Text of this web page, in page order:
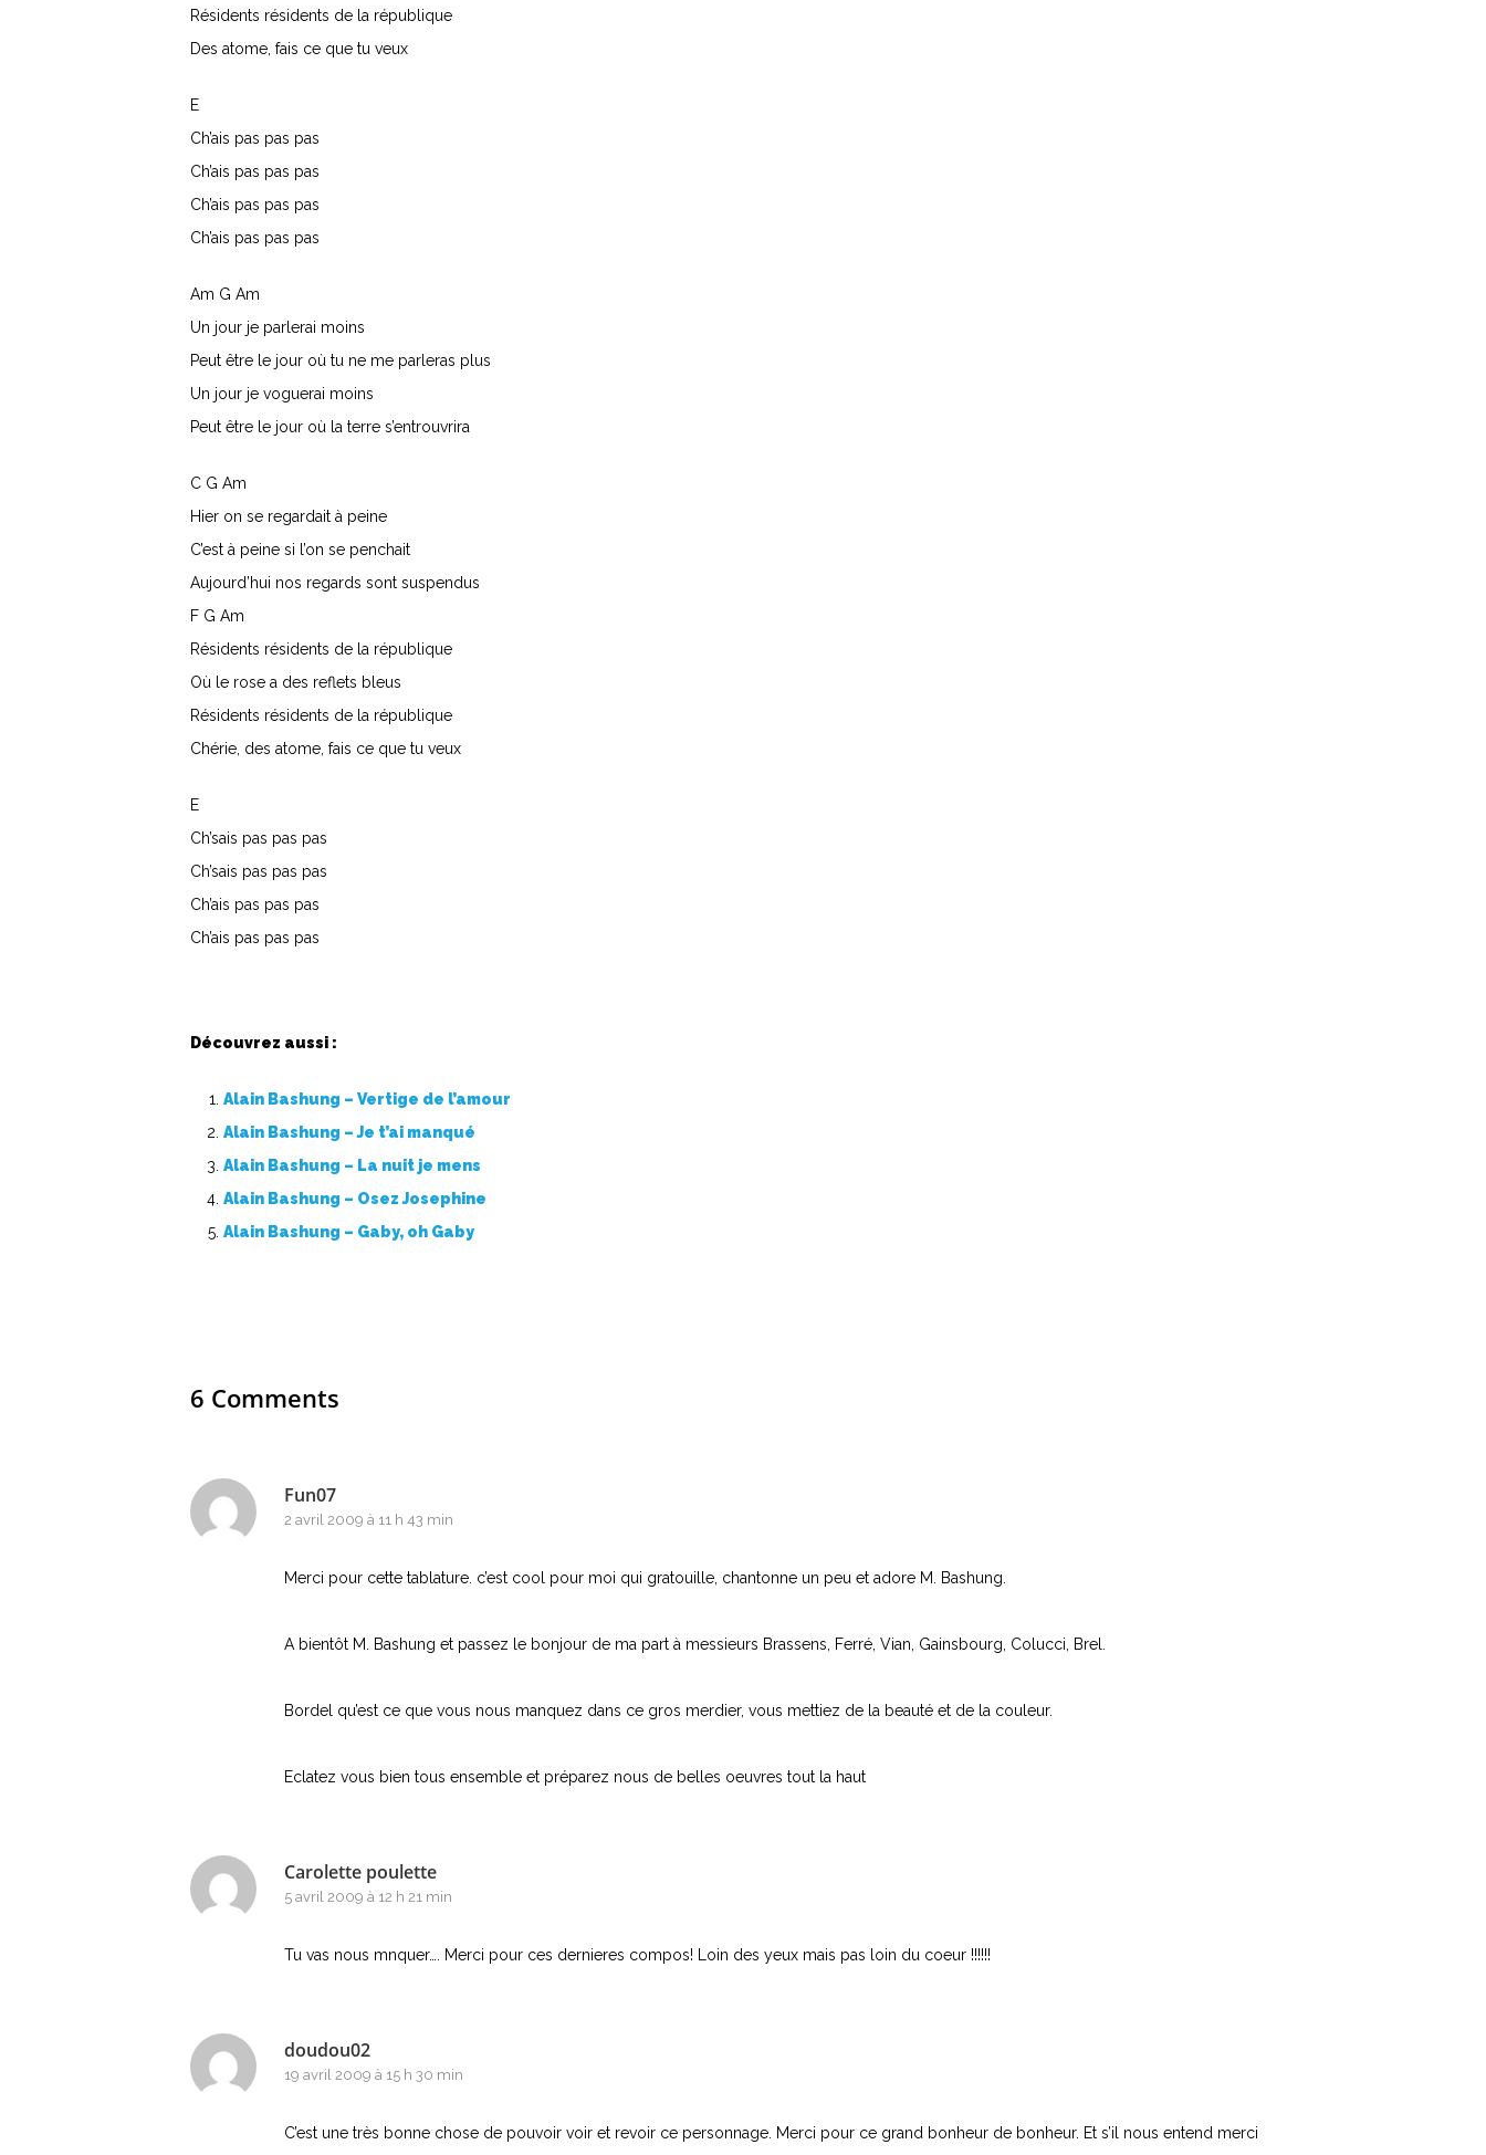
Résidents résidents de la république
Des atome, fais ce que tu veux
E
Ch’ais pas pas pas
Ch’ais pas pas pas
Ch’ais pas pas pas
Ch’ais pas pas pas
Am G Am
Un jour je parlerai moins
Peut être le jour où tu ne me parleras plus
Un jour je voguerai moins
Peut être le jour où la terre s’entrouvrira
C G Am
Hier on se regardait à peine
C’est à peine si l’on se penchait
Aujourd’hui nos regards sont suspendus
F G Am
Résidents résidents de la république
Où le rose a des reflets bleus
Résidents résidents de la république
Chérie, des atome, fais ce que tu veux
E
Ch’sais pas pas pas
Ch’sais pas pas pas
Ch’ais pas pas pas
Ch’ais pas pas pas
Découvrez aussi :
Alain Bashung – Vertige de l’amour
Alain Bashung – Je t’ai manqué
Alain Bashung – La nuit je mens
Alain Bashung – Osez Josephine
Alain Bashung – Gaby, oh Gaby
6 Comments
Fun07
2 avril 2009 à 11 h 43 min
Merci pour cette tablature. c’est cool pour moi qui gratouille, chantonne un peu et adore M. Bashung.
A bientôt M. Bashung et passez le bonjour de ma part à messieurs Brassens, Ferré, Vian, Gainsbourg, Colucci, Brel.
Bordel qu’est ce que vous nous manquez dans ce gros merdier, vous mettiez de la beauté et de la couleur.
Eclatez vous bien tous ensemble et préparez nous de belles oeuvres tout la haut
Carolette poulette
5 avril 2009 à 12 h 21 min
Tu vas nous mnquer…. Merci pour ces dernieres compos! Loin des yeux mais pas loin du coeur !!!!!!
doudou02
19 avril 2009 à 15 h 30 min
C’est une très bonne chose de pouvoir voir et revoir ce personnage. Merci pour ce grand bonheur de bonheur. Et s’il nous entend merci